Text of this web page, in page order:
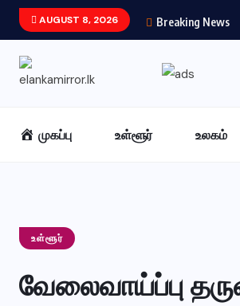
AUGUST 8, 2026 Breaking News
முகப்பு உள்ளூர் உலகம்
உள்ளூர்
வேலைவாய்ப்பு